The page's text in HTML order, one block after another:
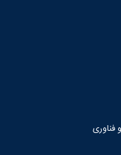
فناوری